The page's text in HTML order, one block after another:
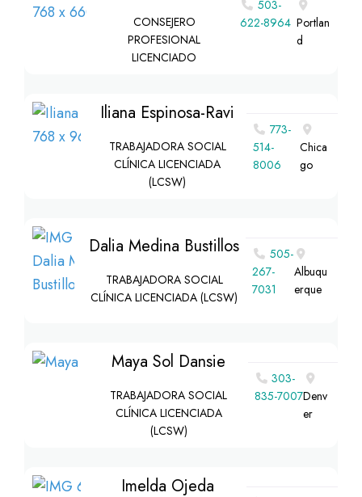
CONSEJERO
PROFESIONAL
LICENCIADO
503-
622-8964 Portlan
d
Iliana Espinosa-Ravi
TRABAJADORA SOCIAL
CLÍNICA LICENCIADA
(LCSW)
773-
514-
8006
Chica
go
Dalia Medina Bustillos
TRABAJADORA SOCIAL
CLÍNICA LICENCIADA (LCSW)
505-
267-
7031
Albuqu
erque
Maya Sol Dansie
TRABAJADORA SOCIAL
CLÍNICA LICENCIADA
(LCSW)
303-
835-7007Denv
er
Imelda Ojeda